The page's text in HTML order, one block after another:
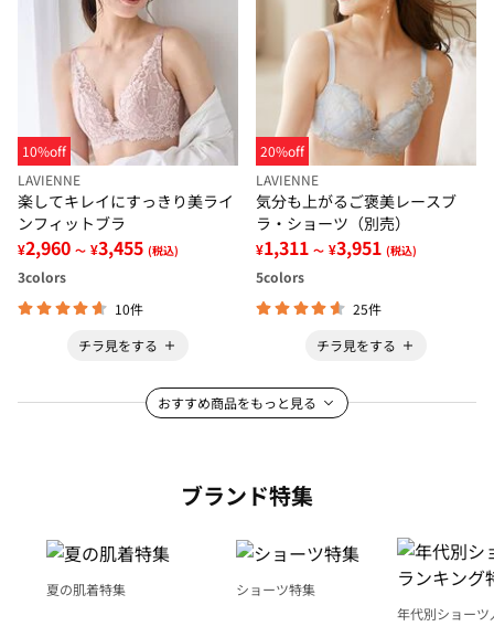
10%off
LAVIENNE
楽してキレイにすっきり美ライ
ンフィットブラ
¥2,960 ～ ¥3,455 (税込)
3colors
10件
チラ見をする
20%off
LAVIENNE
気分も上がるご褒美レースブ
ラ・ショーツ（別売）
¥1,311 ～ ¥3,951 (税込)
5colors
25件
チラ見をする
おすすめ商品をもっと見る
ブランド特集
夏の肌着特集
ショーツ特集
年代別ショー